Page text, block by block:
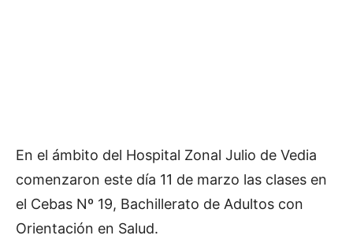
En el ámbito del Hospital Zonal Julio de Vedia
comenzaron este día 11 de marzo las clases en
el Cebas Nº 19, Bachillerato de Adultos con
Orientación en Salud.